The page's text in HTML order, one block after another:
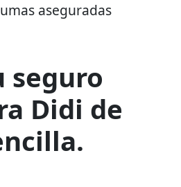
aseguradas
seguro
Didi de